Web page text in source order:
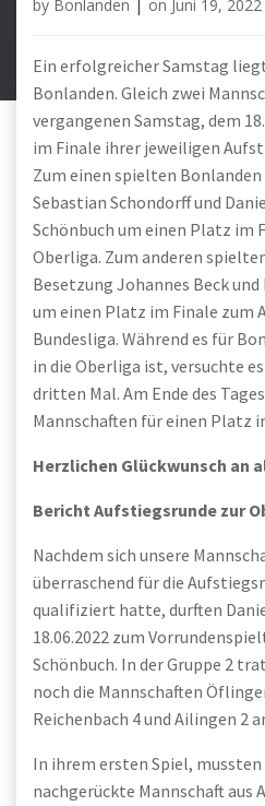
by Bonlanden | on Juni 19, 2022
Ein erfolgreicher Samstag
Bonlanden. Gleich zwei
vergangenen Samstag, dem
im Finale ihrer jeweiligen
Zum einen spielten
Sebastian Schondorff und
Schönbuch um einen Platz im
Oberliga. Zum anderen
Besetzung Johannes Beck
um einen Platz im Finale zum
Bundesliga. Während es für
in die Oberliga ist, versuchte
dritten Mal. Am Ende des
Mannschaften für einen Platz
Herzlichen Glückwunsch an
Bericht Aufstiegsrunde zur
Nachdem sich unsere
überraschend für die
qualifiziert hatte, durften
18.06.2022 zum
Schönbuch. In der Gruppe 2
noch die Mannschaften
Reichenbach 4 und Ailingen 2
In ihrem ersten Spiel,
nachgerückte Mannschaft aus